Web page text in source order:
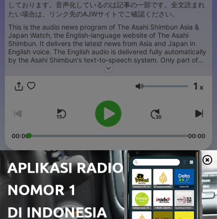
しております。音声化しているのは記事の一部です。全文読まれ
たい場合は、リンク先のAJWサイトでご確認ください。
This is the audio news program of The Asahi Shimbun Asia &
Japan Watch, the English-language website of The Asahi
Shimbun. It delivers the latest news from Asia and Japan in
English voice. The English audio is delivered fully automatically
by the Asahi Shimbun's text-to-speech system. Only part of
the article is in audio format. If you want to read the whole
Volume 1 x
00:00 00:00
Episode
3716 - Aug. 6, 6pm The Latest NEWS
06 Agu 2026